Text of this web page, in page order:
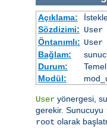
Açıklama:
Sözdizimi: User
Öntanımlı: User
Bağlam:
Durum:
Temel
Modül:
User yönergesi,
gerekir. Sunucuyu
root olarak